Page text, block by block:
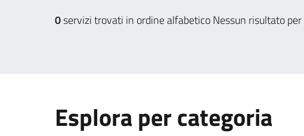
0servizi trovati in ordine alfabeticoNessun risultato
Esplora per categoria